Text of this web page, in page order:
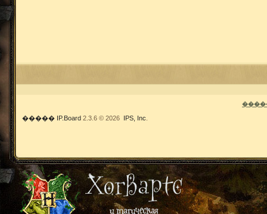
����� IP.Board 2.3.6 © 2026 IPS, Inc